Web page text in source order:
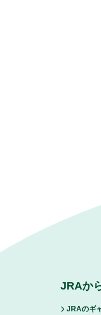
JRAか
JRAのギ